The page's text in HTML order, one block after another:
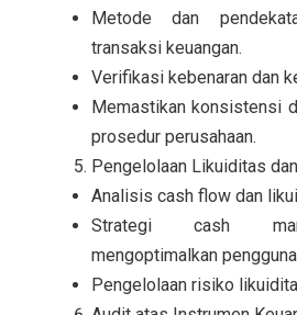
Metode dan
transaksi keuangan.
Verifikasi kebenaran dan
Memastikan konsistensi
prosedur perusahaan.
Pengelolaan Likuiditas
Analisis cash flow dan
Strategi cash
mengoptimalkan
Pengelolaan risiko